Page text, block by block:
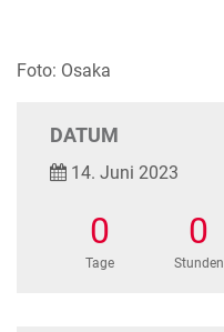
Foto: Osaka
DATUM
14. Juni 2023
0
Tage
0
Stunden